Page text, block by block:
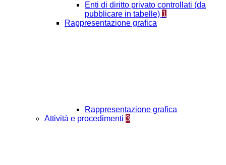
Enti di diritto privato controllati (da
pubblicare in tabelle) 1
Rappresentazione grafica
Rappresentazione grafica
Attività e procedimenti 3